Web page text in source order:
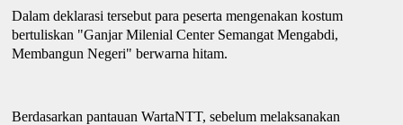
Dalam deklarasi tersebut para peserta mengenakan kostum
bertuliskan "Ganjar Milenial Center Semangat Mengabdi,
Membangun Negeri" berwarna hitam.
Berdasarkan pantauan WartaNTT, sebelum melaksanakan